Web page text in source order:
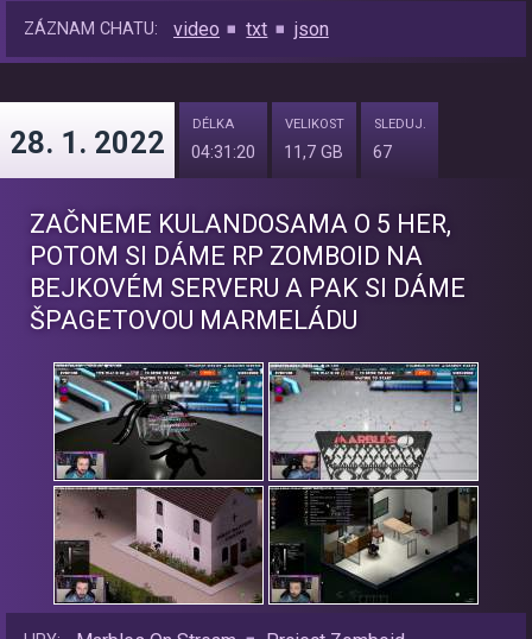
ZÁZNAM CHATU: video txt json
28. 1. 2022
DÉLKA
04:31:20
VELIKOST
11,7 GB
SLEDUJ.
67
ZAČNEME KULANDOSAMA O 5 HER,
POTOM SI DÁME RP ZOMBOID NA
BEJKOVÉM SERVERU A PAK SI DÁME
ŠPAGETOVOU MARMELÁDU